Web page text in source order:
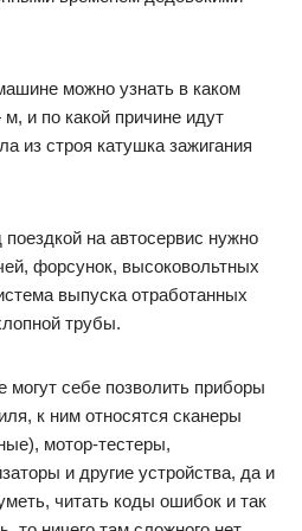
можно узнать в каком
и по какой причине идут
из строя катушка зажигания
на автосервис нужно
форсунок, высоковольтных
выпуска отработанных
трубы.
себе позволить приборы
к ним относятся сканеры
мотор-тестеры,
и другие устройства, да и
читать коды ошибок и так